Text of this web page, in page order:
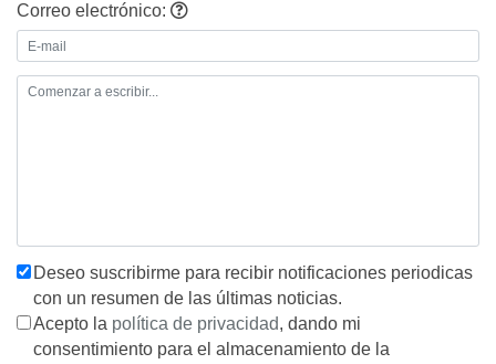
Correo electrónico:
Deseo suscribirme para recibir notificaciones periodicas
con un resumen de las últimas noticias.
Acepto la política de privacidad, dando mi
consentimiento para el almacenamiento de la